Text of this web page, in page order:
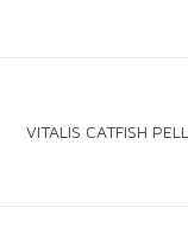
VITALIS CATFISH